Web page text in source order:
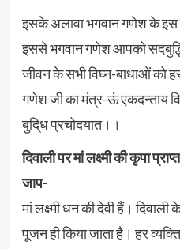
इसके अलावा भगवान गणेश के इस
इससे भगवान गणेश आपको
जीवन के सभी विघ्न-बाधाओं को
गणेश जी का मंत्र-ऊं एकदन्ताय
बुदि्ध प्रचोदयात।।
दिवाली पर मां लक्ष्मी की कृपा
जाप-
मां लक्ष्मी धन की देवी हैं।
पूजन ही किया जाता है। हर